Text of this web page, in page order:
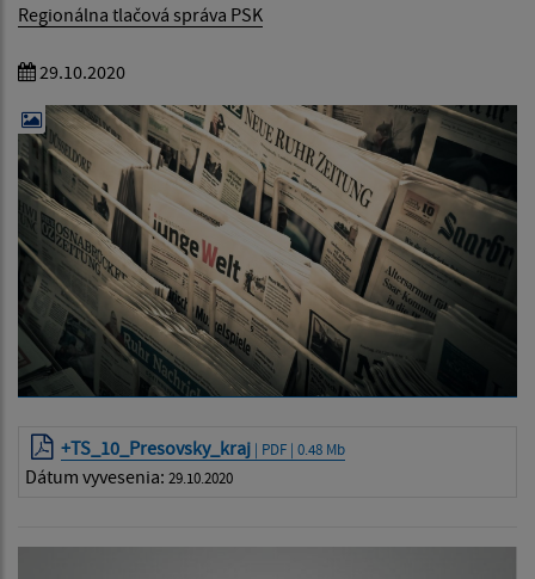
Regionálna tlačová správa PSK
29.10.2020
+TS_10_Presovsky_kraj | PDF | 0.48 Mb
Dátum vyvesenia: 29.10.2020